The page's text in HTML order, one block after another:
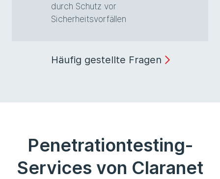
durch Schutz vor
Sicherheitsvorfällen
Häufig gestellte Fragen
Penetrationtesting-
Services von Claranet